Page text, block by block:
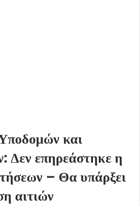
και
Δεν επηρεάστηκε η
– Θα υπάρξει
αιτιών